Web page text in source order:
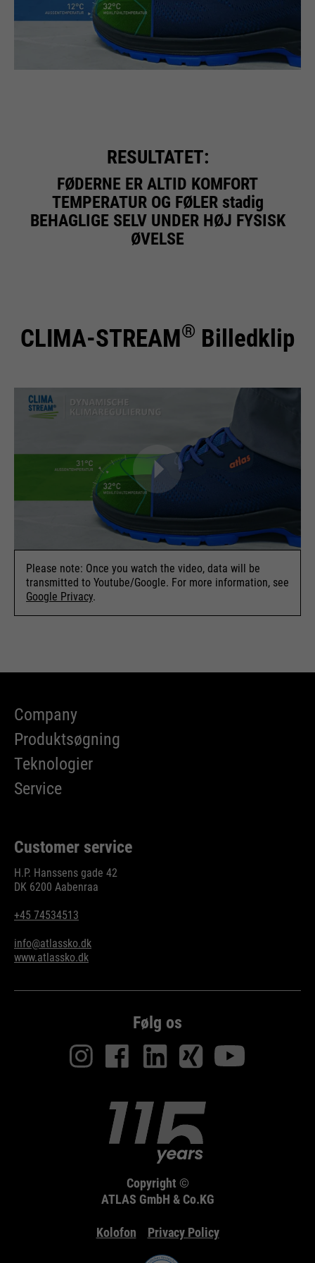
RESULTATET:
FØDERNE ER ALTID KOMFORT
TEMPERATUR OG FØLER stadig
BEHAGLIGE SELV UNDER HØJ FYSISK
ØVELSE
CLIMA-STREAM® Billedklip
Please note: Once you watch the video, data will be
transmitted to Youtube/Google. For more information, see
Google Privacy.
Company
Produktsøgning
Teknologier
Service
Customer service
H.P. Hanssens gade 42
DK 6200 Aabenraa
+45 74534513
info@atlassko.dk
www.atlassko.dk
Følg os
Copyright ©
ATLAS GmbH & Co.KG
Kolofon Privacy Policy